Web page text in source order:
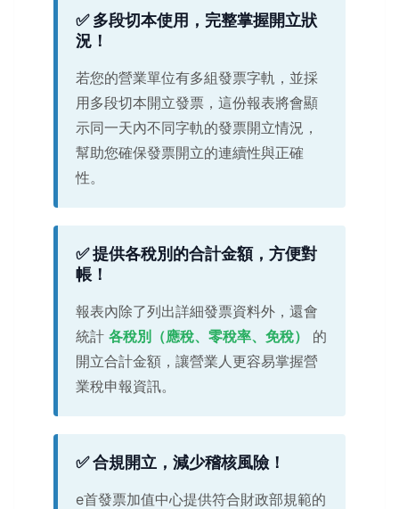
✅ 多段切本使用，完整掌握開立狀
況！
若您的營業單位有多組發票字軌，並採
用多段切本開立發票，這份報表將會顯
示同一天內不同字軌的發票開立情況，
幫助您確保發票開立的連續性與正確
性。
✅ 提供各稅別的合計金額，方便對
帳！
報表內除了列出詳細發票資料外，還會
統計 各稅別（應稅、零稅率、免稅）
的
開立合計金額，讓營業人更容易掌握營
業稅申報資訊。
✅ 合規開立，減少稽核風險！
e首發票加值中心提供符合財政部規範的